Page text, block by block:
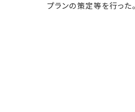
プランの策定等を行った。